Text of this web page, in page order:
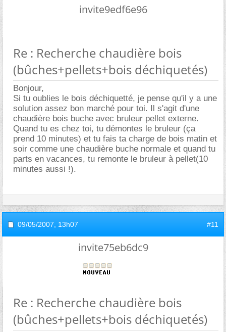
invite9edf6e96
Re : Recherche chaudière bois
(bûches+pellets+bois déchiquetés)
Bonjour,
Si tu oublies le bois déchiquetté, je pense qu'il y a une
solution assez bon marché pour toi. Il s'agit d'une
chaudière bois buche avec bruleur pellet externe.
Quand tu es chez toi, tu démontes le bruleur (ça
prend 10 minutes) et tu fais ta charge de bois matin et
soir comme une chaudière buche normale et quand tu
parts en vacances, tu remonte le bruleur à pellet(10
minutes aussi !).
09/05/2007, 13h07 #11
invite75eb6dc9
Re : Recherche chaudière bois
(bûches+pellets+bois déchiquetés)